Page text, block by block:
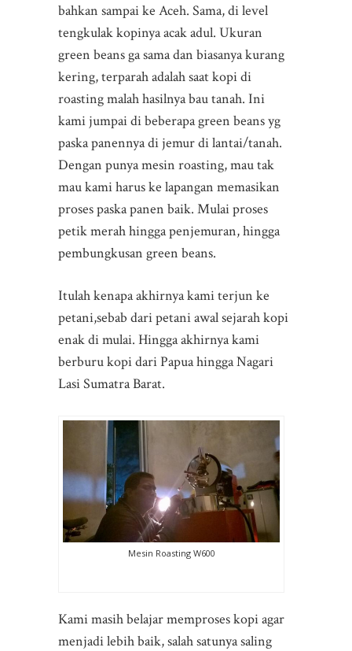
bahkan sampai ke Aceh. Sama, di level
tengkulak kopinya acak adul. Ukuran
green beans ga sama dan biasanya kurang
kering, terparah adalah saat kopi di
roasting malah hasilnya bau tanah. Ini
kami jumpai di beberapa green beans yg
paska panennya di jemur di lantai/tanah.
Dengan punya mesin roasting, mau tak
mau kami harus ke lapangan memasikan
proses paska panen baik. Mulai proses
petik merah hingga penjemuran, hingga
pembungkusan green beans.
Itulah kenapa akhirnya kami terjun ke
petani,sebab dari petani awal sejarah kopi
enak di mulai. Hingga akhirnya kami
berburu kopi dari Papua hingga Nagari
Lasi Sumatra Barat.
Mesin Roasting W600
Kami masih belajar memproses kopi agar
menjadi lebih baik, salah satunya saling